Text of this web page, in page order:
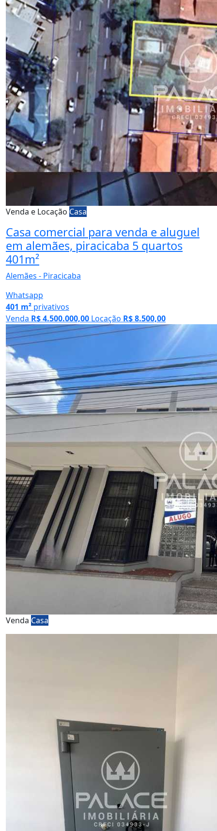
Venda e Locação Casa
Casa comercial para venda e aluguel
em alemães, piracicaba 5 quartos
401m²
Alemães - Piracicaba
Whatsapp
401 m² privativos
Venda R$ 4.500.000,00 Locação R$ 8.500,00
Venda Casa